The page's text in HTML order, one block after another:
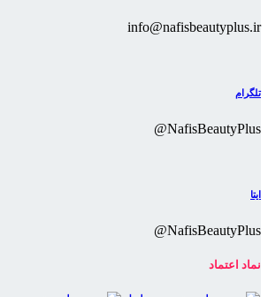
info@nafisbeautyplus.ir
تلگرام
NafisBeautyPlus@
ایتا
NafisBeautyPlus@
نماد اعتماد